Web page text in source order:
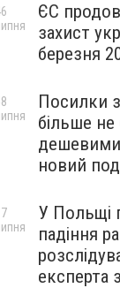
ЄС
захист
березня
Посилки
більше не
новий
У Польщі
падіння
експерта